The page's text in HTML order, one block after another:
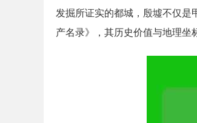
发掘所证实的都城，殷墟不仅是
产名录》，其历史价值与地理坐